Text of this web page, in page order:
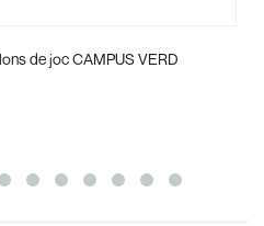
de joc CAMPUS VERD